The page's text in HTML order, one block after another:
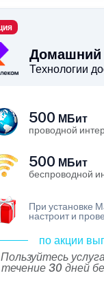
Домашний
Технологии
500 МБит
проводной
500 МБит
беспроводной
При установке
настроит и
по акции
течение 30 дней